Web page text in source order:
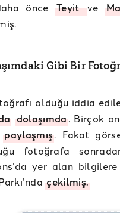
önce Teyitve
Gibi Bir
olduğu iddia
dolaşımda. Birçok
paylaşmış. Fakat
fotoğrafa
yer alan
çekilmiş.